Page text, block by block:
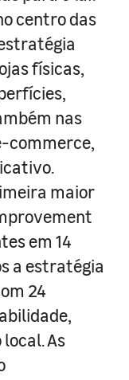
centro das
físicas,
nas
commerce,
maior
em 14
a estratégia
24
As